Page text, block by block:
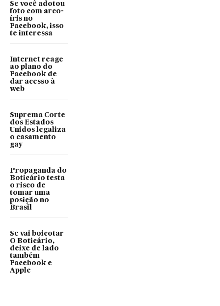
Se você adotou
foto com arco-
íris no
Facebook, isso
te interessa
Internet reage
ao plano do
Facebook de
dar acesso à
web
Suprema Corte
dos Estados
Unidos legaliza
o casamento
gay
Propaganda do
Boticário testa
o risco de
tomar uma
posição no
Brasil
Se vai boicotar
O Boticário,
deixe de lado
também
Facebook e
Apple